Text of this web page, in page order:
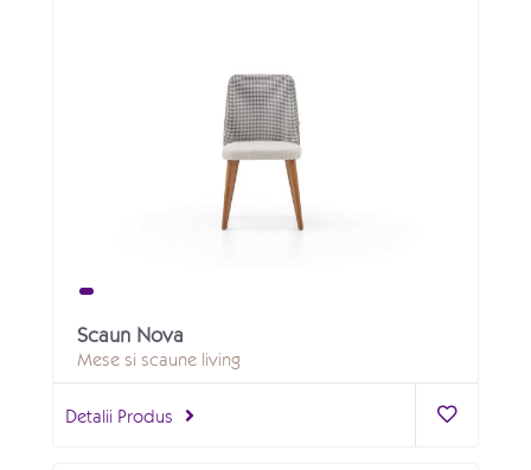
Scaun Nova
Mese si scaune living
Detalii Produs